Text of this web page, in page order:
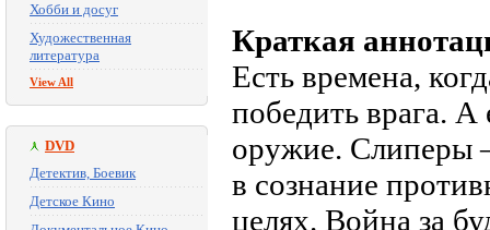
Хобби и досуг
Художественная
литература
View All
DVD
Детектив, Боевик
Детское Кино
Краткая
Есть времена,
победить врага.
оружие. Слиперы
в сознание
целях. Война за